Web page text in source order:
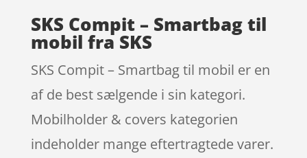
SKS Compit – Smartbag til
mobil fra SKS
SKS Compit – Smartbag til mobil er en
af de best sælgende i sin kategori.
Mobilholder & covers kategorien
indeholder mange eftertragtede varer.